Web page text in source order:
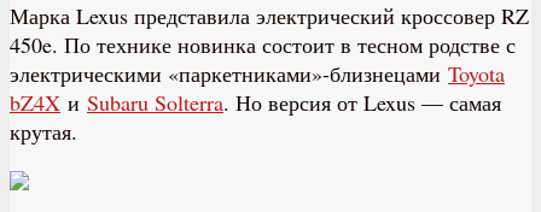
Марка Lexus представила электрический кроссовер RZ
450e. По технике новинка состоит в тесном родстве с
электрическими «паркетниками»-близнецами Toyota
bZ4X и Subaru Solterra. Но версия от Lexus — самая
крутая.